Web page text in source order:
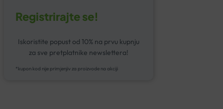
Registrirajte se!
Iskoristite popust od 10% na prvu kupnju
za sve pretplatnike newslettera!
*kupon kod nije primjenjiv za proizvode na akciji